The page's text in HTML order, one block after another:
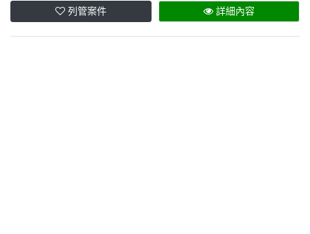
列管案件 詳細內容